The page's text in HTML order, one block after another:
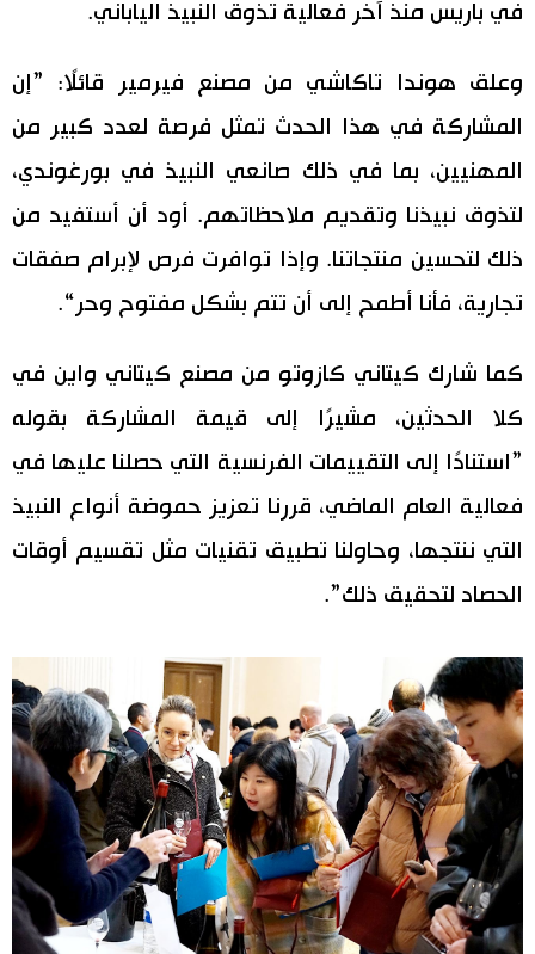
في باريس منذ آخر فعالية تذوق النبيذ الياباني.
وعلق هوندا تاكاشي من مصنع فيرمير قائلًا: ”إن
المشاركة في هذا الحدث تمثل فرصة لعدد كبير من
المهنيين، بما في ذلك صانعي النبيذ في بورغوندي،
لتذوق نبيذنا وتقديم ملاحظاتهم. أود أن أستفيد من
ذلك لتحسين منتجاتنا. وإذا توافرت فرص لإبرام صفقات
تجارية، فأنا أطمح إلى أن تتم بشكل مفتوح وحر“.
كما شارك كيتاني كازوتو من مصنع كيتاني واين في
كلا الحدثين، مشيرًا إلى قيمة المشاركة بقوله
”استنادًا إلى التقييمات الفرنسية التي حصلنا عليها في
فعالية العام الماضي، قررنا تعزيز حموضة أنواع النبيذ
التي ننتجها، وحاولنا تطبيق تقنيات مثل تقسيم أوقات
الحصاد لتحقيق ذلك”.